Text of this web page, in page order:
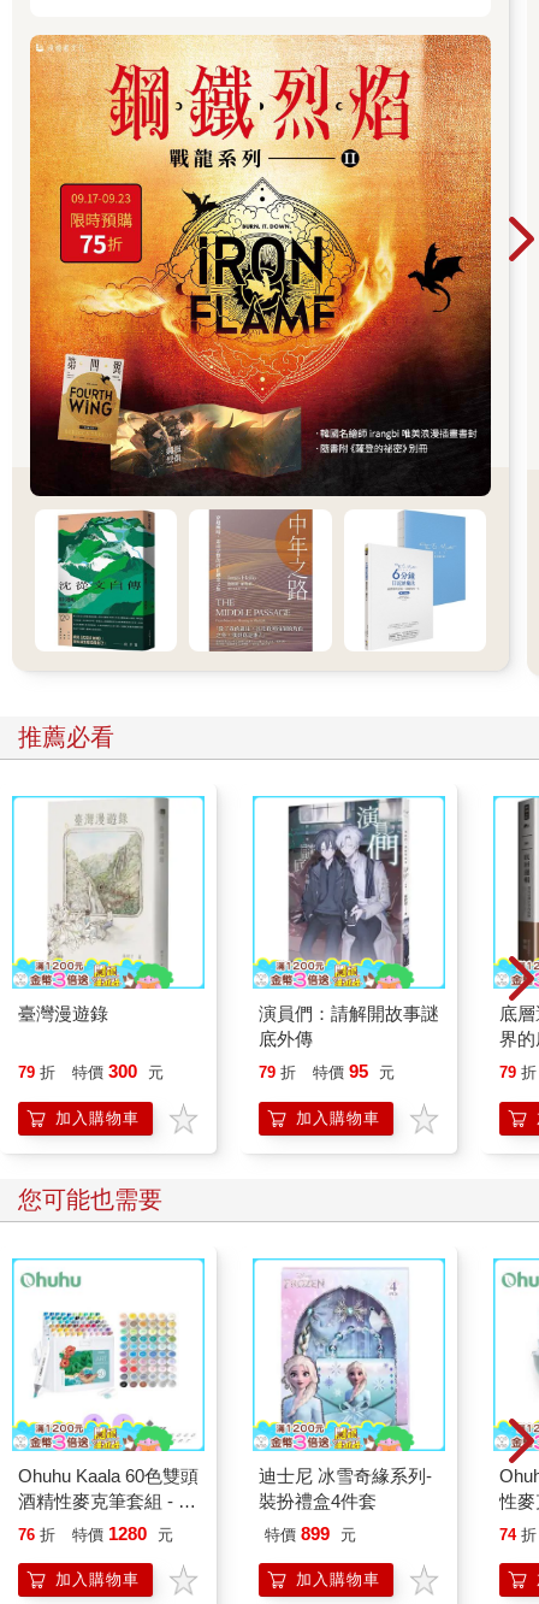
推薦必看
臺灣漫遊錄
79 折 特價 300 元
加入購物車
演員們：請解開故事謎
底外傳
79 折 特價 95 元
加入購物車
底
界
79 折
您可能也需要
Ohuhu Kaala 60色雙頭
酒精性麥克筆套組 - 風
景色系
76 折 特價 1280 元
加入購物車
迪士尼 冰雪奇緣系列-
裝扮禮盒4件套
特價 899 元
加入購物車
性
系
74 折